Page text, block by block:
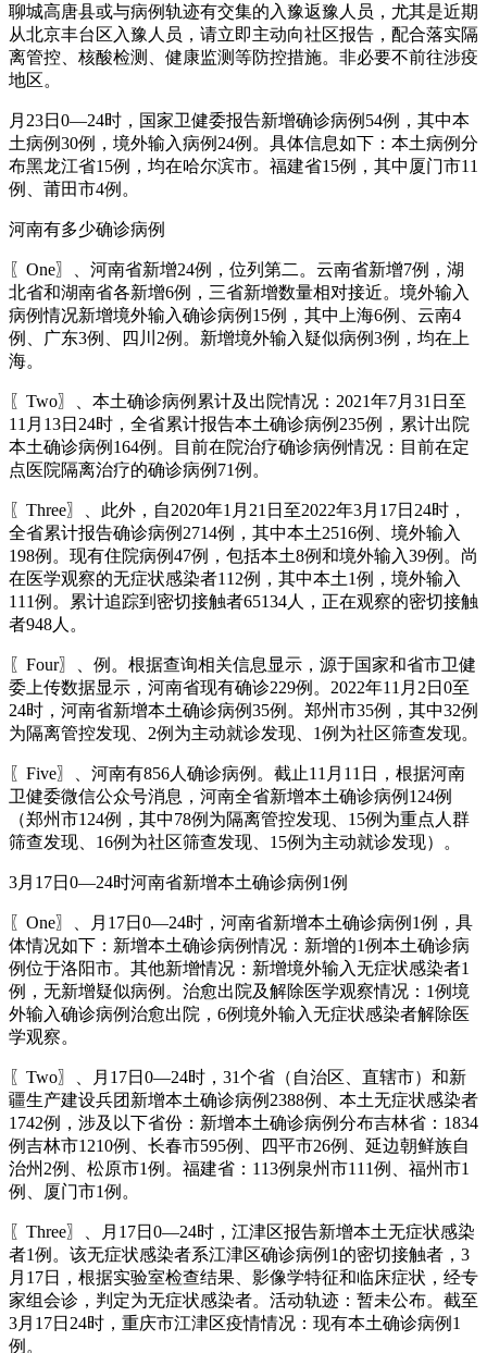
聊城高唐县或与病例轨迹有交集的入豫返豫人员，尤其是近期
从北京丰台区入豫人员，请立即主动向社区报告，配合落实隔
离管控、核酸检测、健康监测等防控措施。非必要不前往涉疫
地区。
月23日0—24时，国家卫健委报告新增确诊病例54例，其中本
土病例30例，境外输入病例24例。具体信息如下：本土病例分
布黑龙江省15例，均在哈尔滨市。福建省15例，其中厦门市11
例、莆田市4例。
河南有多少确诊病例
〖One〗、河南省新增24例，位列第二。云南省新增7例，湖
北省和湖南省各新增6例，三省新增数量相对接近。境外输入
病例情况新增境外输入确诊病例15例，其中上海6例、云南4
例、广东3例、四川2例。新增境外输入疑似病例3例，均在上
海。
〖Two〗、本土确诊病例累计及出院情况：2021年7月31日至
11月13日24时，全省累计报告本土确诊病例235例，累计出院
本土确诊病例164例。目前在院治疗确诊病例情况：目前在定
点医院隔离治疗的确诊病例71例。
〖Three〗、此外，自2020年1月21日至2022年3月17日24时，
全省累计报告确诊病例2714例，其中本土2516例、境外输入
198例。现有住院病例47例，包括本土8例和境外输入39例。尚
在医学观察的无症状感染者112例，其中本土1例，境外输入
111例。累计追踪到密切接触者65134人，正在观察的密切接触
者948人。
〖Four〗、例。根据查询相关信息显示，源于国家和省市卫健
委上传数据显示，河南省现有确诊229例。2022年11月2日0至
24时，河南省新增本土确诊病例35例。郑州市35例，其中32例
为隔离管控发现、2例为主动就诊发现、1例为社区筛查发现。
〖Five〗、河南有856人确诊病例。截止11月11日，根据河南
卫健委微信公众号消息，河南全省新增本土确诊病例124例
（郑州市124例，其中78例为隔离管控发现、15例为重点人群
筛查发现、16例为社区筛查发现、15例为主动就诊发现）。
3月17日0—24时河南省新增本土确诊病例1例
〖One〗、月17日0—24时，河南省新增本土确诊病例1例，具
体情况如下：新增本土确诊病例情况：新增的1例本土确诊病
例位于洛阳市。其他新增情况：新增境外输入无症状感染者1
例，无新增疑似病例。治愈出院及解除医学观察情况：1例境
外输入确诊病例治愈出院，6例境外输入无症状感染者解除医
学观察。
〖Two〗、月17日0—24时，31个省（自治区、直辖市）和新
疆生产建设兵团新增本土确诊病例2388例、本土无症状感染者
1742例，涉及以下省份：新增本土确诊病例分布吉林省：1834
例吉林市1210例、长春市595例、四平市26例、延边朝鲜族自
治州2例、松原市1例。福建省：113例泉州市111例、福州市1
例、厦门市1例。
〖Three〗、月17日0—24时，江津区报告新增本土无症状感染
者1例。该无症状感染者系江津区确诊病例1的密切接触者，3
月17日，根据实验室检查结果、影像学特征和临床症状，经专
家组会诊，判定为无症状感染者。活动轨迹：暂未公布。截至
3月17日24时，重庆市江津区疫情情况：现有本土确诊病例1
例。